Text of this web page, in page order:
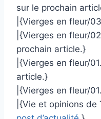
sur le prochain
|{Vierges en fleur/
|{Vierges en fleur/
prochain article.}
|{Vierges en fleur/
article.}
|{Vierges en fleur/
|{Vie et opinions